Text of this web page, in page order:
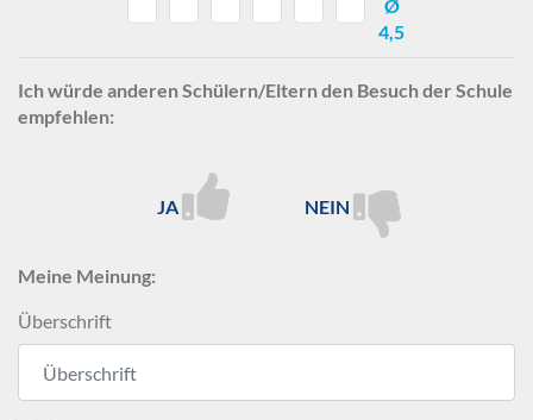
Ø
4,5
Ich würde anderen Schülern/Eltern den Besuch der Schule
empfehlen:
JA NEIN
Meine Meinung:
Überschrift